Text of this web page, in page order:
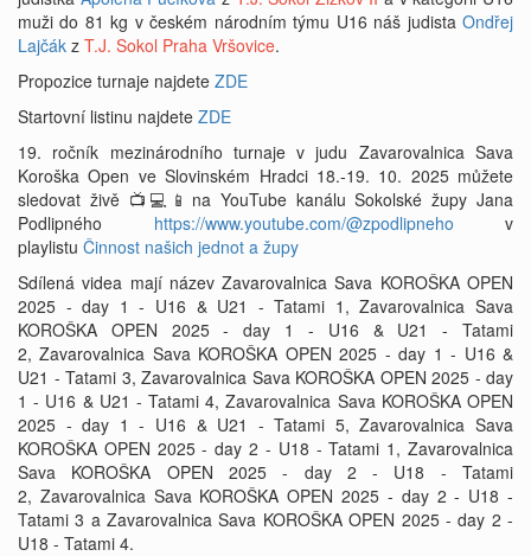
muži do 81 kg v českém národním týmu U16 náš judista Ondřej
Lajčák z T.J. Sokol Praha Vršovice.
Propozice turnaje najdete ZDE
Startovní listinu najdete ZDE
19. ročník mezinárodního turnaje v judu Zavarovalnica Sava
Koroška Open ve Slovinském Hradci 18.-19. 10. 2025 můžete
sledovat živě 📺💻📱na YouTube kanálu Sokolské župy Jana
Podlipného https://www.youtube.com/@zpodlipneho v
playlistu Činnost našich jednot a župy
Sdílená videa mají název Zavarovalnica Sava KOROŠKA OPEN
2025 - day 1 - U16 & U21 - Tatami 1, Zavarovalnica Sava
KOROŠKA OPEN 2025 - day 1 - U16 & U21 - Tatami
2, Zavarovalnica Sava KOROŠKA OPEN 2025 - day 1 - U16 &
U21 - Tatami 3, Zavarovalnica Sava KOROŠKA OPEN 2025 - day
1 - U16 & U21 - Tatami 4, Zavarovalnica Sava KOROŠKA OPEN
2025 - day 1 - U16 & U21 - Tatami 5, Zavarovalnica Sava
KOROŠKA OPEN 2025 - day 2 - U18 - Tatami 1, Zavarovalnica
Sava KOROŠKA OPEN 2025 - day 2 - U18 - Tatami
2, Zavarovalnica Sava KOROŠKA OPEN 2025 - day 2 - U18 -
Tatami 3 a Zavarovalnica Sava KOROŠKA OPEN 2025 - day 2 -
U18 - Tatami 4.